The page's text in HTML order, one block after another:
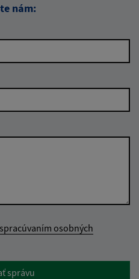
nám:
spracúvaním osobných
správu